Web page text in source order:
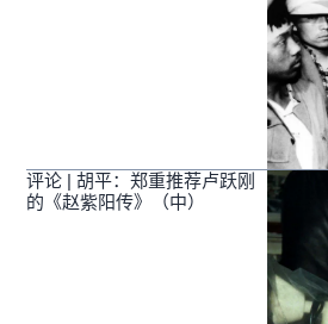
评论 | 胡平：郑重推荐卢跃刚
的《赵紫阳传》（中）